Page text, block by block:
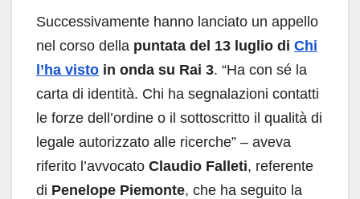
Successivamente hanno lanciato un appello
nel corso della puntata del 13 luglio di Chi
l’ha visto in onda su Rai 3. “Ha con sé la
carta di identità. Chi ha segnalazioni contatti
le forze dell’ordine o il sottoscritto il qualità di
legale autorizzato alle ricerche” – aveva
riferito l’avvocato Claudio Falleti, referente
di Penelope Piemonte, che ha seguito la